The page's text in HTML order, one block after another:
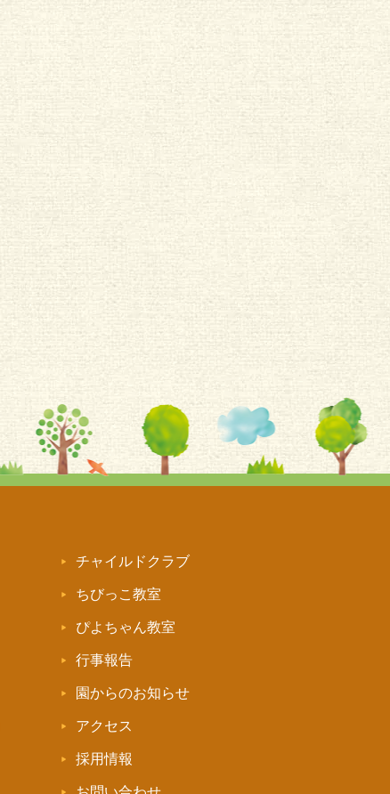
チャイルドクラブ
ちびっこ教室
ぴよちゃん教室
行事報告
園からのお知らせ
アクセス
採用情報